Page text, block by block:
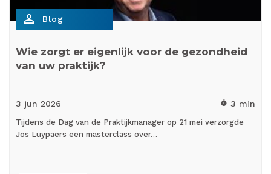
person_outline Blog
Wie zorgt er eigenlijk voor de gezondheid
van uw praktijk?
3 jun 2026 timer 3 min
Tijdens de Dag van de Praktijkmanager op 21 mei verzorgde
Jos Luypaers een masterclass over…